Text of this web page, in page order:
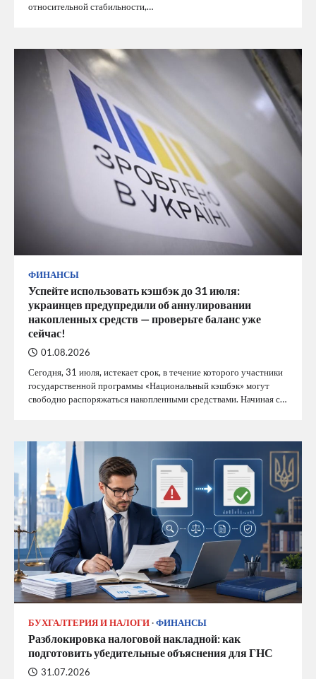
относительной стабильности,…
ФИНАНСЫ
Успейте использовать кэшбэк до 31 июля:
украинцев предупредили об аннулировании
накопленных средств — проверьте баланс уже
сейчас!
01.08.2026
Сегодня, 31 июля, истекает срок, в течение которого участники
государственной программы «Национальный кэшбэк» могут
свободно распоряжаться накопленными средствами. Начиная с…
БУХГАЛТЕРИЯ И НАЛОГИ ФИНАНСЫ
Разблокировка налоговой накладной: как
подготовить убедительные объяснения для ГНС
31.07.2026